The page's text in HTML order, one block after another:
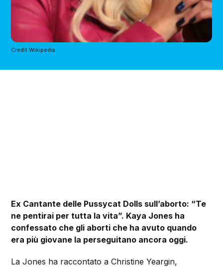
Credit Wikipedia
Ex Cantante delle Pussycat Dolls sull’aborto: “Te
ne pentirai per tutta la vita”. Kaya Jones ha
confessato che gli aborti che ha avuto quando
era più giovane la perseguitano ancora oggi.
La Jones ha raccontato a Christine Yeargin,